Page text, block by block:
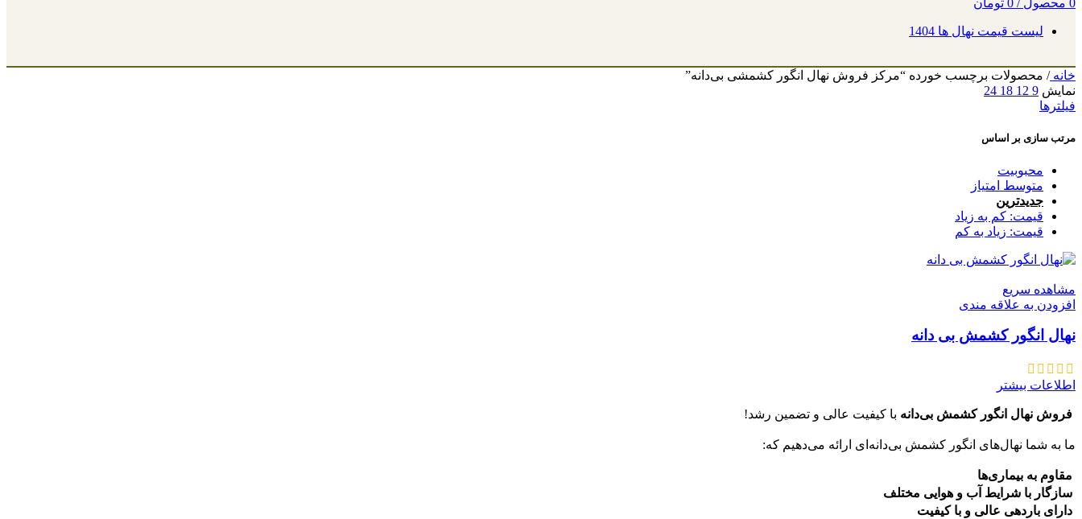
0 محصول /
0 تومان
لیست قیمت نهال ها 1404
خانه/ محصولات برچسب خورده “مرکز فروش نهال انگور کشمشی بی‌دانه”
نمایش 9
12
18
24
فیلترها
مرتب سازی بر اساس
محبوبیت
متوسط امتیاز
جدیدترین
قیمت: کم به زیاد
قیمت: زیاد به کم
مشاهده سریع
افزودن به علاقه مندی
نهال انگور کشمش بی دانه
اطلاعات بیشتر
فروش نهال انگور کشمش بی‌دانه با کیفیت عالی و تضمین رشد!
ما به شما نهال‌های انگور کشمش بی‌دانه‌ای ارائه می‌دهیم که:
مقاوم به بیماری‌ها
سازگار با شرایط آب و هوایی مختلف
دارای باردهی عالی و با کیفیت